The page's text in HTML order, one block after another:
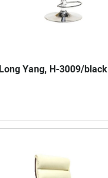
Yang, H-3009/black